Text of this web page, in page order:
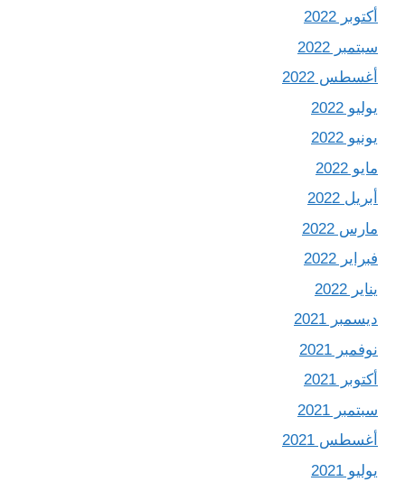
أكتوبر 2022
سبتمبر 2022
أغسطس 2022
يوليو 2022
يونيو 2022
مايو 2022
أبريل 2022
مارس 2022
فبراير 2022
يناير 2022
ديسمبر 2021
نوفمبر 2021
أكتوبر 2021
سبتمبر 2021
أغسطس 2021
يوليو 2021